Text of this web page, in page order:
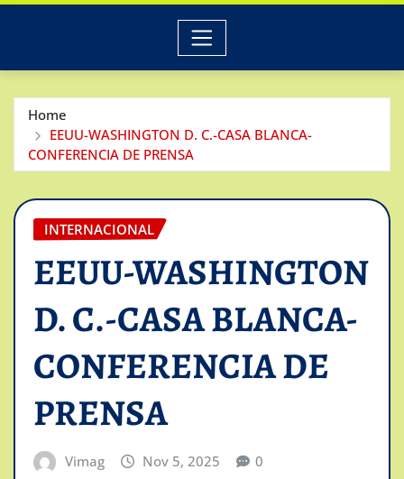
Home
EEUU-WASHINGTON D. C.-CASA BLANCA-
CONFERENCIA DE PRENSA
INTERNACIONAL
EEUU-WASHINGTON
D. C.-CASA BLANCA-
CONFERENCIA DE
PRENSA
Vimag Nov 5, 2025 0